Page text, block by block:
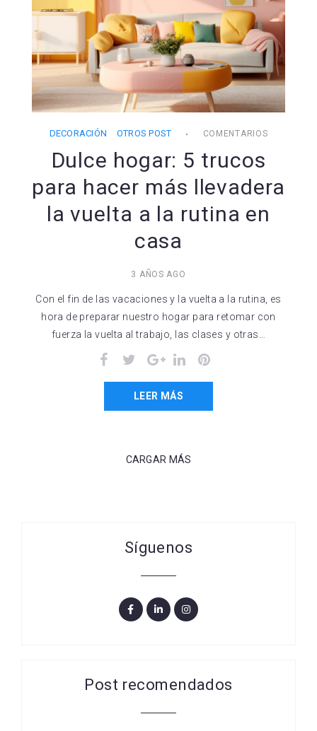
DECORACIÓN OTROS POST COMENTARIOS
Dulce hogar: 5 trucos
para hacer más llevadera
la vuelta a la rutina en
casa
3 AÑOS AGO
Con el fin de las vacaciones y la vuelta a la rutina, es
hora de preparar nuestro hogar para retomar con
fuerza la vuelta al trabajo, las clases y otras…
FacebookTwitter Google+ LinkedIn
LEER MÁS
CARGAR MÁS
Síguenos
Post recomendados